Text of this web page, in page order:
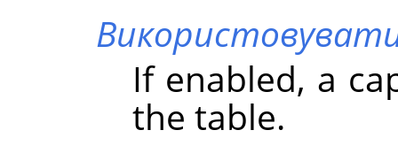
If enabled, a
the table.